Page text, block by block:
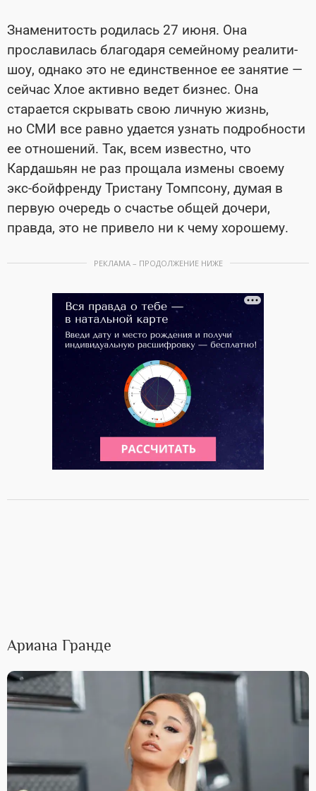
Знаменитость родилась 27 июня. Она
прославилась благодаря семейному реалити-
шоу, однако это не единственное ее занятие —
сейчас Хлое активно ведет бизнес. Она
старается скрывать свою личную жизнь,
но СМИ все равно удается узнать подробности
ее отношений. Так, всем известно, что
Кардашьян не раз прощала измены своему
экс-бойфренду Тристану Томпсону, думая в
первую очередь о счастье общей дочери,
правда, это не привело ни к чему хорошему.
РЕКЛАМА – ПРОДОЛЖЕНИЕ НИЖЕ
Ариана Гранде